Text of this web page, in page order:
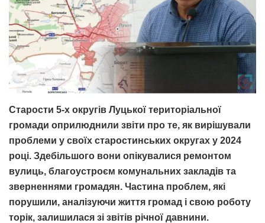
Старости 5-х округів Луцької територіальної
громади оприлюднили звіти про те, як вирішували
проблеми у своїх старостинських округах у 2024
році. Здебільшого вони опікувалися ремонтом
вулиць, благоустроєм комунальних закладів та
зверненнями громадян. Частина проблем, які
порушили, аналізуючи життя громад і свою роботу
торік, залишилася зі звітів річної давнини.